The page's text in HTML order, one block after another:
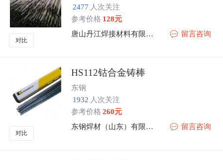
对比
2477 人次关注
参考价格 128元
唐山丹江焊接材料有限公司
留言咨询
对比
HS112钴合金铸棒
东钢
1932 人次关注
参考价格 260元
东钢焊材（山东）有限公司
留言咨询